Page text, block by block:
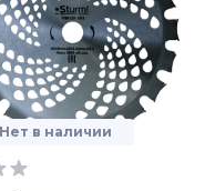
Нет в наличии